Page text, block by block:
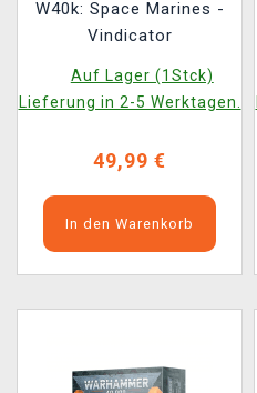
W40k: Space Marines -
Vindicator
Auf Lager (1Stck)
Lieferung in 2-5 Werktagen.
49,99 €
In den Warenkorb